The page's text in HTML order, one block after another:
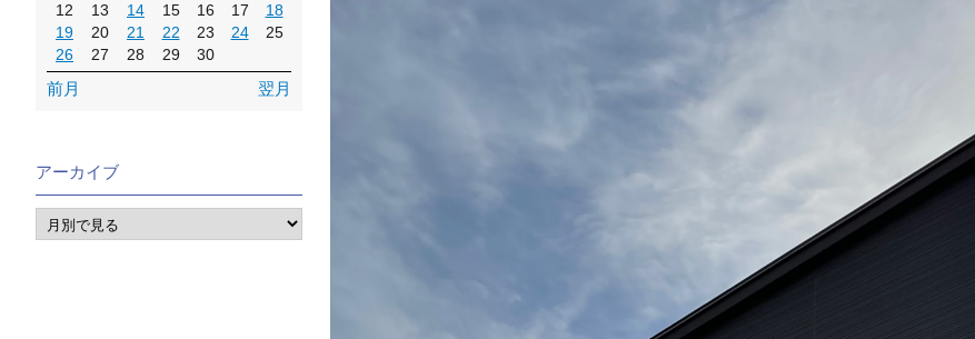
12
13 14 15 16 17
18
19
20 21 22 23 24
25
26
27 28 29 30
前月 翌月
アーカイブ